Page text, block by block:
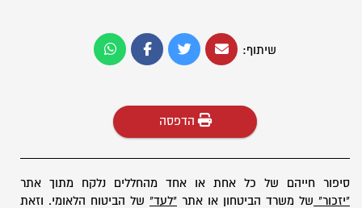
שיתוף:
הדפסה
סיפור חייהם של כל אחת או אחד מהחללים נלקח מתוך אתר
"יזכור" של משרד הביטחון או אתר "לעד" של הביטוח הלאומי. וזאת